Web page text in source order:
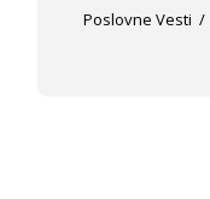
Poslovne Vesti